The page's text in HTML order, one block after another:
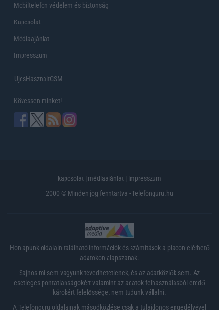
Mobiltelefon védelem és biztonság
Kapcsolat
Médiaajánlat
Impresszum
UjesHasznaltGSM
Kövessen minket!
kapcsolat | médiaajánlat | impresszum
2000 © Minden jog fenntartva - Telefonguru.hu
Honlapunk oldalain található információk és számítások a piacon elérhető
adatokon alapszanak.
Sajnos mi sem vagyunk tévedhetetlenek, és az adatközlők sem. Az
esetleges pontatlanságokért valamint az adatok felhasználásból eredő
károkért felelősséget nem tudunk vállalni.
A Telefonguru oldalainak másodközlése csak a tulajdonos engedélyével